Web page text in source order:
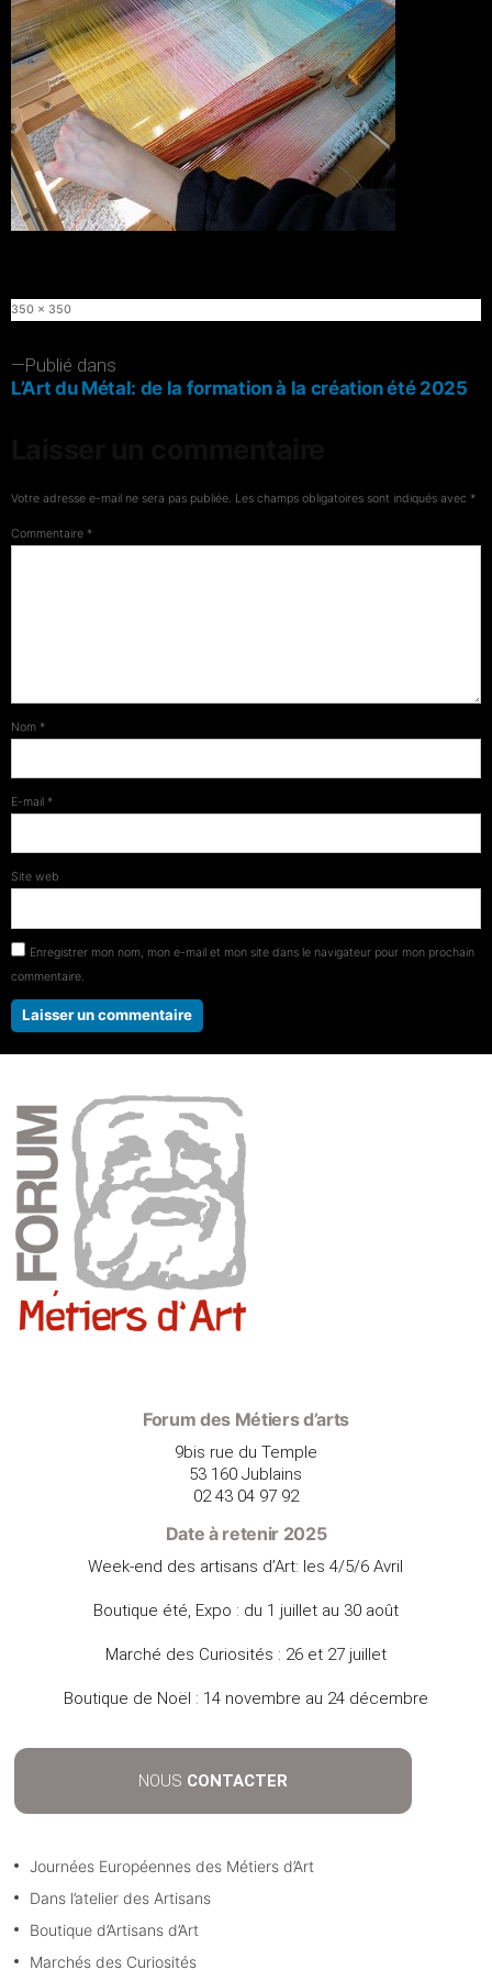
Taille
350 × 350
Navigation
de
Publié dans
L’Art du Métal: de la formation à la création été 2025
Votre adresse e-mail ne sera pas publiée. Les champs obligatoires sont indiqués avec *
Commentaire *
Nom *
E-mail *
Site web
Enregistrer mon nom, mon e-mail et mon site dans le navigateur pour mon prochain
commentaire.
Forum des Métiers d’arts
9bis rue du Temple
53 160 Jublains
02 43 04 97 92
Date à retenir 2025
Week-end des artisans d’Art: les 4/5/6 Avril
Boutique été, Expo : du 1 juillet au 30 août
Marché des Curiosités : 26 et 27 juillet
Boutique de Noël : 14 novembre au 24 décembre
NOUS CONTACTER
Journées Européennes des Métiers d’Art
Dans l’atelier des Artisans
Boutique d’Artisans d’Art
Marchés des Curiosités